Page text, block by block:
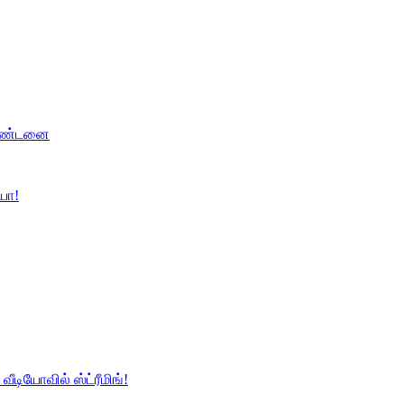
தண்டனை
வீடியோவில் ஸ்ட்ரீமிங்!